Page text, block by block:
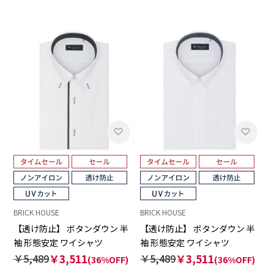
BRICK HOUSE
【透け防止】 ボタンダウン 半
袖 形態安定 ワイシャツ
￥5,489￥3,511(36%OFF)
BRICK HOUSE
【透け防止】 ボタンダウン 半
袖 形態安定 ワイシャツ
￥5,489￥3,511(36%OFF)